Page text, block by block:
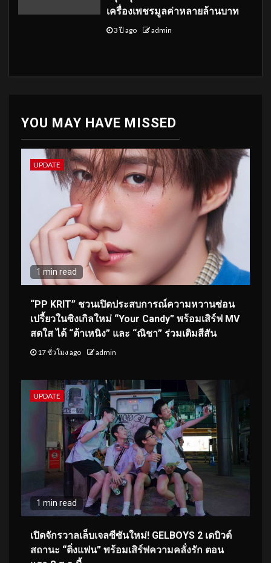
เครื่องเพชรมูลค่าหลายล้านบาท
3 ปี ago admin
YOU MAY HAVE MISSED
UPDATE
1 min read
“PP KRIT” ชวนเปิดประสบการณ์ความหวานซ่อน
เปรี้ยวในซิงเกิลใหม่ “Your Candy” พร้อมเสิร์ฟ MV
สดใส ได้ “ต้าเหนิง” และ “ณิชา” ร่วมเติมสีสัน
17 ชั่วโมง ago admin
UPDATE
1 min read
เปิดจักรวาลเล็บเจลซีซันใหม่! GELBOYS 2 เดบิวต์
สถานะ “ติ่งแฟน” พร้อมเสิร์ฟความคลั่งรัก ตอน